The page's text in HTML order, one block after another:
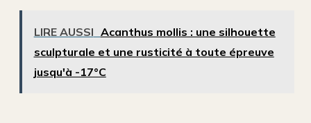
LIRE AUSSI Acanthus mollis : une silhouette
sculpturale et une rusticité à toute épreuve
jusqu'à -17°C